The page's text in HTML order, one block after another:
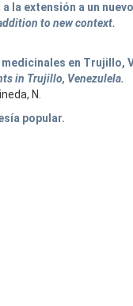
la extensión a un
to new context.
en Trujillo,
in Trujillo, Venezulela.
N.
popular.